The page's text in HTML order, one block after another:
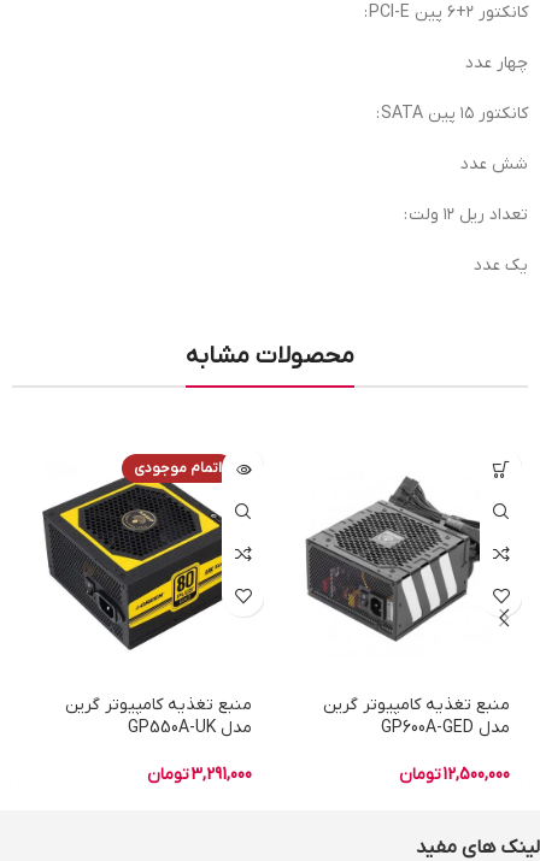
کانکتور ۲+۶ پین PCI-E :
چهار عدد
کانکتور ۱۵ پین SATA :
شش عدد
تعداد ریل ۱۲ ولت :
یک عدد
محصولات مشابه
منبع تغذیه کامپیوتر گرین
مدل GP600A-GED
12,500,000تومان
اتمام موجودی
منبع تغذیه کامپیوتر گرین
مدل GP550A-UK
3,291,000تومان
لینک های مفید